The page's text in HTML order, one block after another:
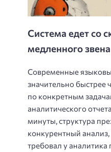
Система едет со
медленного звена
Современные
значительно быстрее
по конкретным
аналитического
минуты, структура
конкурентный
требовал у аналитика